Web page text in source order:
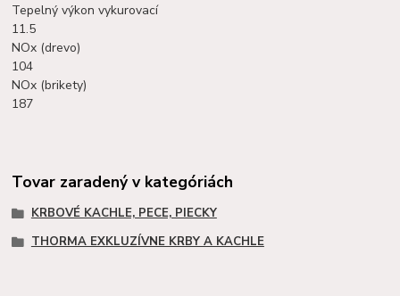
Tepelný výkon vykurovací
11.5
NOx (drevo)
104
NOx (brikety)
187
Tovar zaradený v kategóriách
KRBOVÉ KACHLE, PECE, PIECKY
THORMA EXKLUZÍVNE KRBY A KACHLE